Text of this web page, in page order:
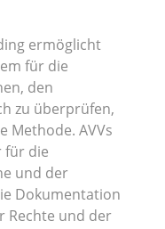
ermöglicht
für die
den
zu überprüfen,
Methode. AVVs
für die
und der
Dokumentation
Rechte und der